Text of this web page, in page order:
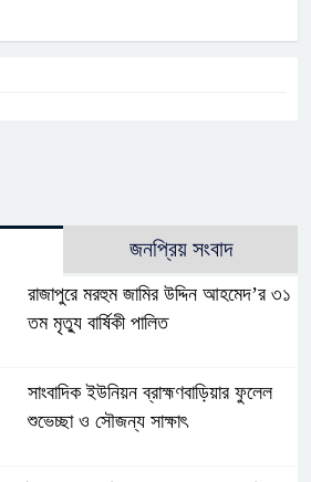
জনপ্রিয় সংবাদ
রাজাপুরে মরহুম জামির উদ্দিন আহমেদ’র ৩১
তম মৃত্যু বার্ষিকী পালিত
সাংবাদিক ইউনিয়ন ব্রাহ্মণবাড়িয়ার ফুলেল
শুভেচ্ছা ও সৌজন্য সাক্ষাৎ